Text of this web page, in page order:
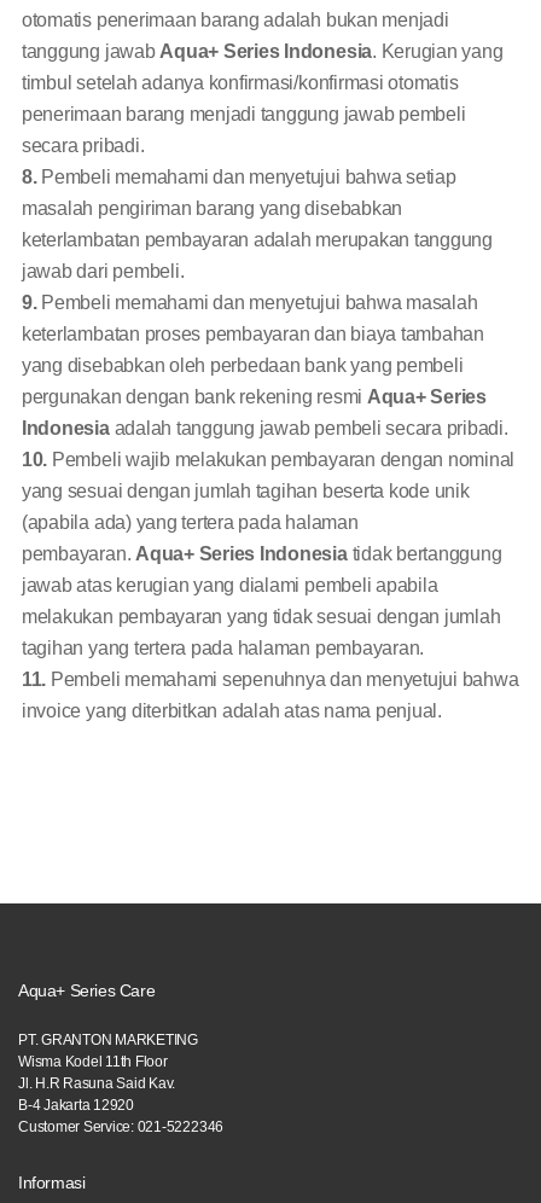
otomatis penerimaan barang adalah bukan menjadi
tanggung jawab Aqua+ Series Indonesia. Kerugian yang
timbul setelah adanya konfirmasi/konfirmasi otomatis
penerimaan barang menjadi tanggung jawab pembeli
secara pribadi.
8. Pembeli memahami dan menyetujui bahwa setiap
masalah pengiriman barang yang disebabkan
keterlambatan pembayaran adalah merupakan tanggung
jawab dari pembeli.
9. Pembeli memahami dan menyetujui bahwa masalah
keterlambatan proses pembayaran dan biaya tambahan
yang disebabkan oleh perbedaan bank yang pembeli
pergunakan dengan bank rekening resmi Aqua+ Series
Indonesiaadalah tanggung jawab pembeli secara pribadi.
10. Pembeli wajib melakukan pembayaran dengan nominal
yang sesuai dengan jumlah tagihan beserta kode unik
(apabila ada) yang tertera pada halaman
pembayaran. Aqua+ Series Indonesia tidak bertanggung
jawab atas kerugian yang dialami pembeli apabila
melakukan pembayaran yang tidak sesuai dengan jumlah
tagihan yang tertera pada halaman pembayaran.
11. Pembeli memahami sepenuhnya dan menyetujui bahwa
invoice yang diterbitkan adalah atas nama penjual.
Aqua+ Series Care
PT. GRANTON MARKETING
Wisma Kodel 11th Floor
Jl. H.R Rasuna Said Kav.
B-4 Jakarta 12920
Customer Service: 021-5222346
Informasi